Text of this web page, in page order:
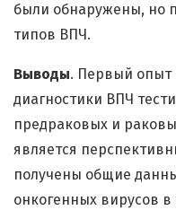
были обнаружены, но
типов ВПЧ.
Выводы. Первый опыт
диагностики ВПЧ
предраковых и
является
получены общие
онкогенных вирусов